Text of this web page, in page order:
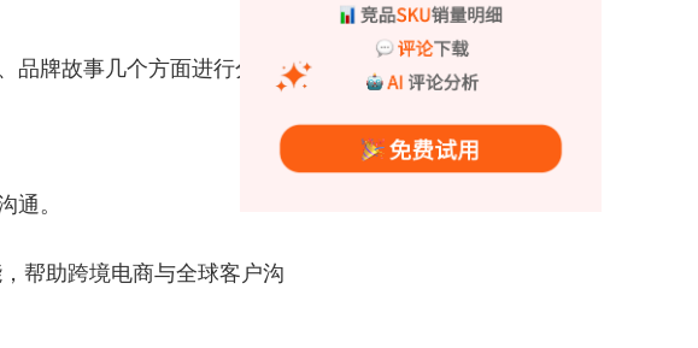
品牌故事几个方面进行分析：
通。
帮助跨境电商与全球客户沟